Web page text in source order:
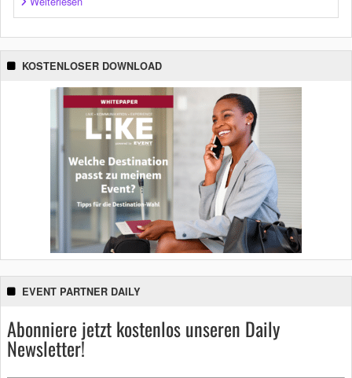
KOSTENLOSER DOWNLOAD
EVENT PARTNER DAILY
Abonniere jetzt kostenlos unseren Daily
Newsletter!